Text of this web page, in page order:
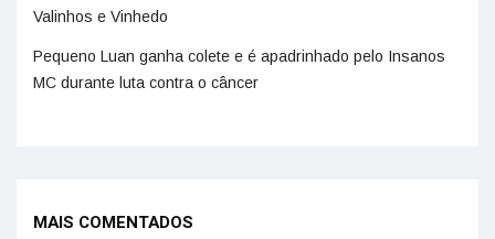
Valinhos e Vinhedo
Pequeno Luan ganha colete e é apadrinhado pelo Insanos
MC durante luta contra o câncer
MAIS COMENTADOS